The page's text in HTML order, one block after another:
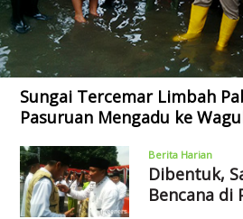
Sungai Tercemar Limbah
Pasuruan Mengadu ke
Berita Harian
Dibentuk,
Bencana di